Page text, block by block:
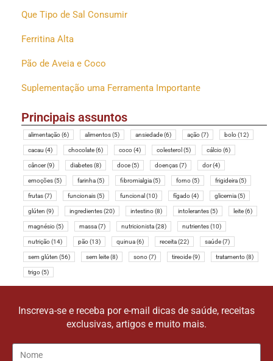
Que Tipo de Sal Consumir
Ferritina Alta
Pão de Aveia e Coco
Suplementação uma Ferramenta Importante
Principais assuntos
alimentação(6) alimentos(5) ansiedade(6) ação(7) bolo(12)
cacau (4) chocolate(6) coco(4) colesterol (5) cálcio(6)
câncer(9) diabetes(8) doce(5) doenças(7) dor(4)
emoções(5) farinha(5) fibromialgia(5) forno(5) frigideira(5)
frutas(7) funcionais(5) funcional (10) fígado(4) glicemia(5)
glúten (9) ingredientes(20) intestino(8) intolerantes(5) leite(6)
magnésio(5) massa(7) nutricionista(28) nutrientes(10)
nutrição(14) pão(13) quinua(6) receita(22) saúde(7)
sem glúten (56) sem leite(8) sono(7) tireoide(9) tratamento(8)
trigo(5)
Inscreva-se e receba por e-mail dicas de saúde, receitas
exclusivas, artigos e muito mais.